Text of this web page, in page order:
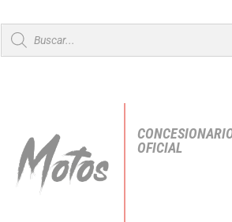
Búsqueda
de
productos
OFICIAL